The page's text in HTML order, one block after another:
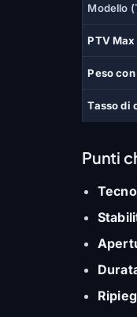
Modello
PTV Max
Peso
Tasso di
Punti